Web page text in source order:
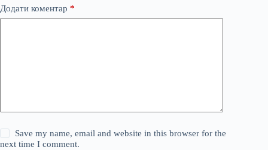
Додати коментар *
Save my name, email and website in this browser for the
next time I comment.